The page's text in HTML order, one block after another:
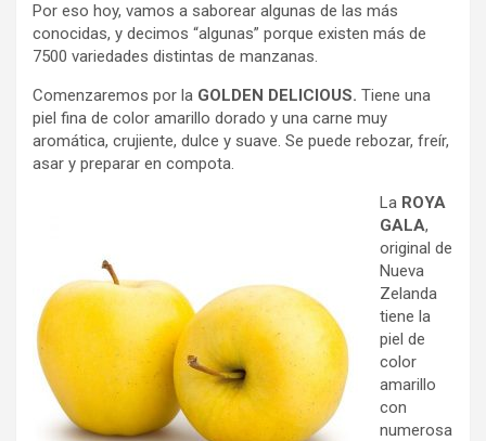
Por eso hoy, vamos a saborear algunas de las más
conocidas, y decimos “algunas” porque existen más de
7500 variedades distintas de manzanas.
Comenzaremos por la GOLDEN DELICIOUS. Tiene una
piel fina de color amarillo dorado y una carne muy
aromática, crujiente, dulce y suave. Se puede rebozar, freír,
asar y preparar en compota.
La ROYA
GALA,
original de
Nueva
Zelanda
tiene la
piel de
color
amarillo
con
numerosa